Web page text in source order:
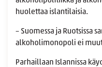
huolettaa islantilaisia.
– Suomessa ja Ruotsissa
alkoholimonopoli ei
Parhaillaan Islannissa